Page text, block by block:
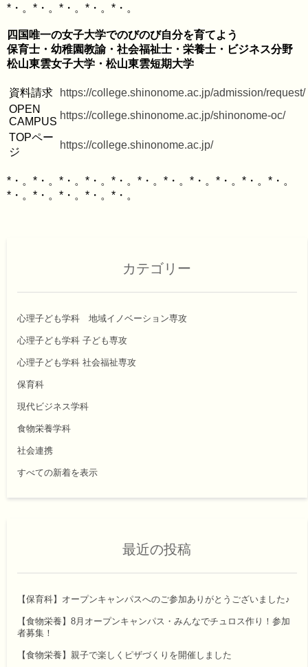
四国唯一の女子大学でのびのび自分を育てよう
保育士・幼稚園教諭・社会福祉士・栄養士・ビジネス分野
資料請求
https://college.shinonome.ac.jp/admission/request/
OPEN
CAMPUS
https://college.shinonome.ac.jp/shinonome-oc/
TOPペー
ジ
https://college.shinonome.ac.jp/
*・。*・。*・。*・。*・。*・。*・。*・。*・。*・。*・。
カテゴリー
心理子ども学科 地域イノベーション専攻
心理子ども学科 子ども専攻
心理子ども学科 社会福祉専攻
保育科
現代ビジネス学科
食物栄養学科
社会連携
すべての新着を表示
最近の投稿
【保育科】オープンキャンパスへのご参加ありがとうございました♪
【食物栄養】8月オープンキャンパス・みんなでチュロス作り！参加
者募集！
【食物栄養】親子で楽しくピザづくりを開催しました